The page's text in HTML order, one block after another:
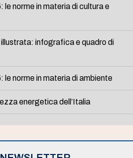
le norme in materia di cultura e
infografica e quadro di
le norme in materia di ambiente
energetica dell’Italia